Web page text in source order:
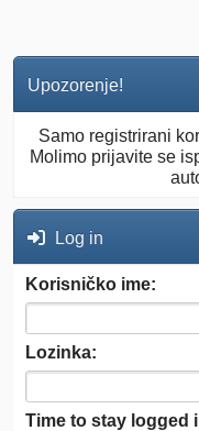
Upozorenje!
Samo registrirani
Molimo prijavite se
Log in
Korisničko ime:
Lozinka:
Time to stay logged